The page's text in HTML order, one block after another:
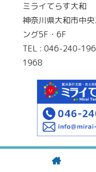
ミライてらす大和
神奈川県大和市中
ング5F・6F
TEL : 046-240-
1968